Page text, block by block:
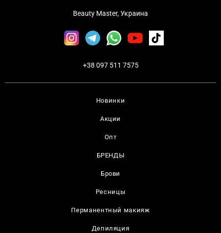
Новинки
Акции
Опт
БРЕНДЫ
Брови
Ресницы
Перманентный макияж
Депиляция
Beauty Master, Украина
+38 097 511 7575